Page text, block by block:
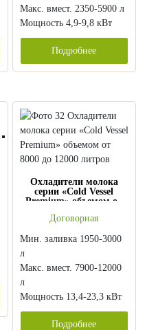
Макс. вмест. 2350-5900 л
Мощность 4,9-9,8 кВт
Подробнее
Охладители молока
серии «Cold Vessel
Premium» объемом от
Договорная
Мин. заливка 1950-3000
л
Макс. вмест. 7900-12000
л
Мощность 13,4-23,3 кВт
Подробнее